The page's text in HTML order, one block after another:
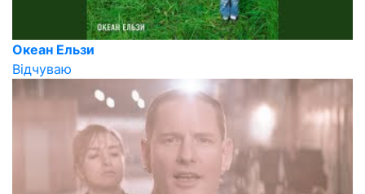
Океан Ельзи
Відчуваю